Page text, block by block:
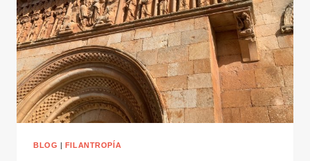
FISCALES
BLOG | FILANTROPÍA